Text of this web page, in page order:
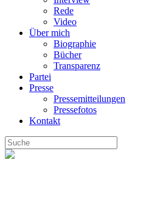
Rede
Video
Über mich
Biographie
Bücher
Transparenz
Partei
Presse
Pressemitteilungen
Pressefotos
Kontakt